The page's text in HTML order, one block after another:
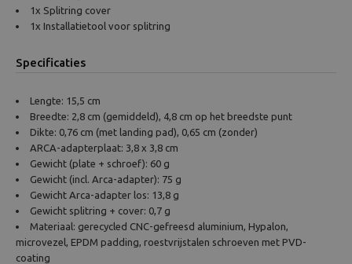
1x Splitring cover
1x Installatietool voor splitring
Specificaties
Lengte: 15,5 cm
Breedte: 2,8 cm (gemiddeld), 4,8 cm op het breedste punt
Dikte: 0,76 cm (met landing pad), 0,65 cm (zonder)
ARCA-adapterplaat: 3,8 x 3,8 cm
Gewicht (plate + schroef): 60 g
Gewicht (incl. Arca-adapter): 75 g
Gewicht Arca-adapter los: 13,8 g
Gewicht splitring + cover: 0,7 g
Materiaal: gerecycled CNC-gefreesd aluminium, Hypalon,
microvezel, EPDM padding, roestvrijstalen schroeven met PVD-
coating